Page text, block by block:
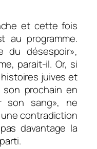
et cette fois
au programme.
du désespoir»,
parait-il. Or, si
juives et
prochain en
son sang», ne
contradiction
davantage la